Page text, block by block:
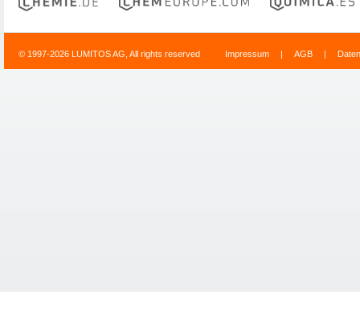
© 1997-2026 LUMITOS AG, All rights reserved Impressum | AGB |